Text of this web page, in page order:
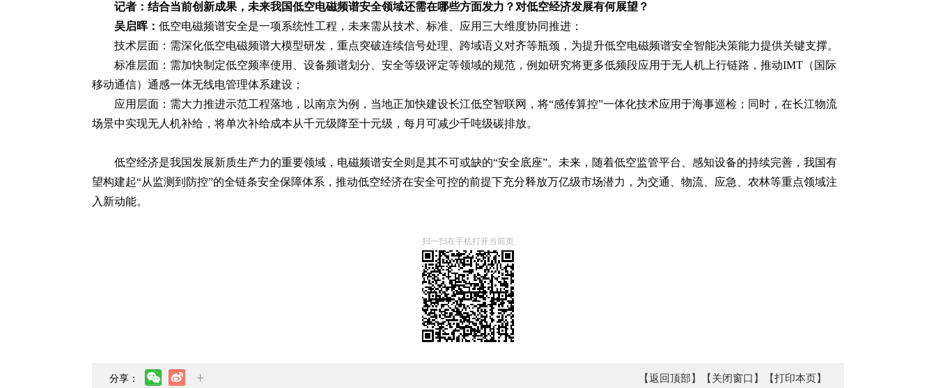
记者：结合当前创新成果，未来我国低空电磁频谱安全领域还需在哪些方面发力？对低空经济发展有何展望？
吴启晖： 低空电磁频谱安全是一项系统性工程，未来需从技术、标准、应用三大维度协同推进：
技术层面：需深化低空电磁频谱大模型研发，重点突破连续信号处理、跨域语义对齐等瓶颈，为提升低空电磁频谱安全智能决策能力提供关键支撑。
标准层面：需加快制定低空频率使用、设备频谱划分、安全等级评定等领域的规范，例如研究将更多低频段应用于无人机上行链路，推动IMT（国际
移动通信）通感一体无线电管理体系建设；
应用层面：需大力推进示范工程落地，以南京为例，当地正加快建设长江低空智联网，将“感传算控”一体化技术应用于海事巡检；同时，在长江物流
场景中实现无人机补给，将单次补给成本从千元级降至十元级，每月可减少千吨级碳排放。
低空经济是我国发展新质生产力的重要领域，电磁频谱安全则是其不可或缺的“安全底座”。未来，随着低空监管平台、感知设备的持续完善，我国有
望构建起“从监测到防控”的全链条安全保障体系，推动低空经济在安全可控的前提下充分释放万亿级市场潜力，为交通、物流、应急、农林等重点领域注
入新动能。
扫一扫在手机打开当前页
分享： 【返回顶部】 【关闭窗口】 【打印本页】